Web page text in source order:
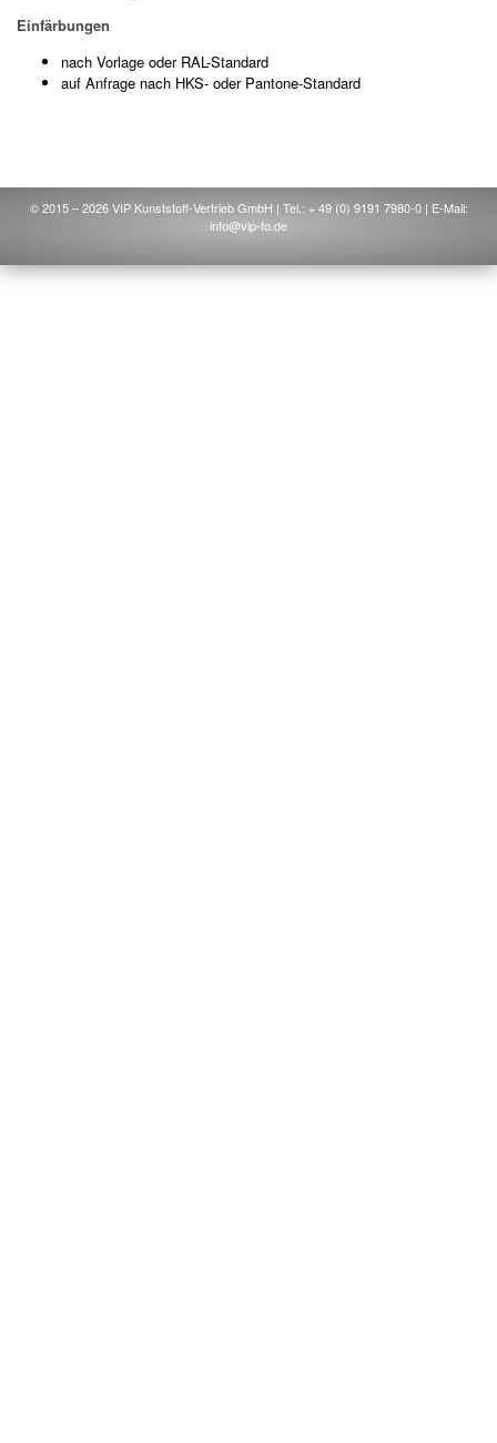
Einfärbungen
nach Vorlage oder RAL-Standard
auf Anfrage nach HKS- oder Pantone-Standard
© 2015 – 2026 VIP Kunststoff-Vertrieb GmbH | Tel.: + 49 (0) 9191 7980-0 | E-Mail:
info@vip-fo.de